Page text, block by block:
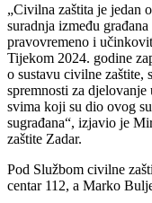
„Civilna zaštita je jedan
suradnja između
pravovremeno i
Tijekom 2024. godine
o sustavu civilne zaštite,
spremnosti za
svima koji su dio ovog
sugrađana“, izjavio je
zaštite Zadar.
Pod Službom civilne
centar 112, a Marko